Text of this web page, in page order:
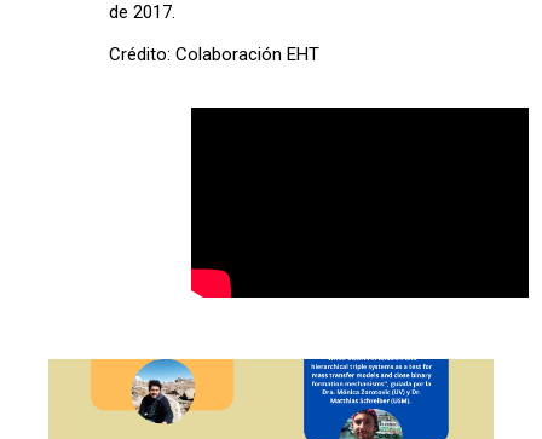
de 2017.
Crédito: Colaboración EHT